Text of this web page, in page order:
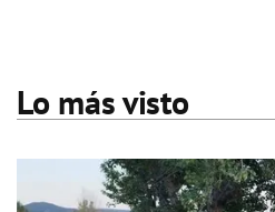
Lo más visto